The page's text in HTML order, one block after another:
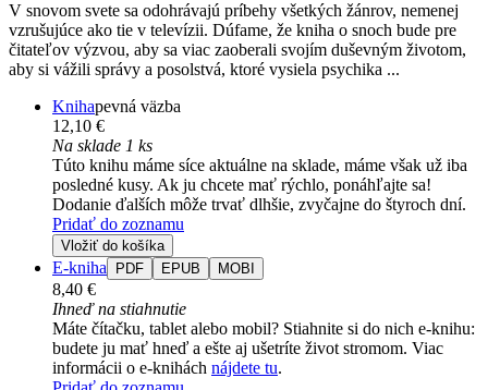
V snovom svete sa odohrávajú príbehy všetkých žánrov, nemenej
vzrušujúce ako tie v televízii. Dúfame, že kniha o snoch bude pre
čitateľov výzvou, aby sa viac zaoberali svojím duševným životom,
aby si vážili správy a posolstvá, ktoré vysiela psychika ...
Knihapevná väzba
12,10 €
Na sklade 1 ks
Túto knihu máme síce aktuálne na sklade, máme však už iba
posledné kusy. Ak ju chcete mať rýchlo, ponáhľajte sa!
Dodanie ďalších môže trvať dlhšie, zvyčajne do štyroch dní.
Pridať do zoznamu
Vložiť do košíka
E-kniha PDF EPUB MOBI
8,40 €
Ihneď na stiahnutie
Máte čítačku, tablet alebo mobil? Stiahnite si do nich e-knihu:
budete ju mať hneď a ešte aj ušetríte život stromom. Viac
informácii o e-knihách nájdete tu.